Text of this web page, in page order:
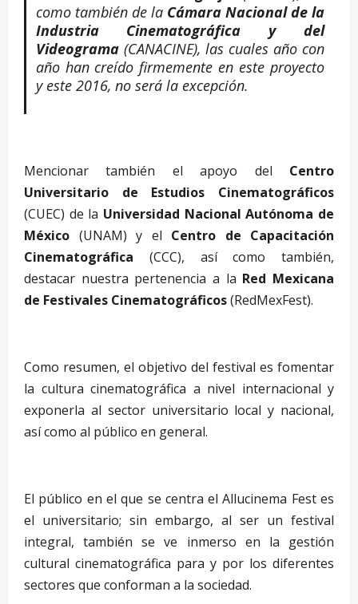
como también de la Cámara Nacional de la
Industria Cinematográfica y del
Videograma(CANACINE), las cuales año con
año han creído firmemente en este proyecto
y este 2016, no será la excepción.
Mencionar también el apoyo del Centro
Universitario de Estudios Cinematográficos
(CUEC) de la Universidad Nacional Autónoma de
México (UNAM) y el Centro de Capacitación
Cinematográfica (CCC), así como también,
destacar nuestra pertenencia a la Red Mexicana
de Festivales Cinematográficos(RedMexFest).
Como resumen, el objetivo del festival es fomentar
la cultura cinematográfica a nivel internacional y
exponerla al sector universitario local y nacional,
así como al público en general.
El público en el que se centra el Allucinema Fest es
el universitario; sin embargo, al ser un festival
integral, también se ve inmerso en la gestión
cultural cinematográfica para y por los diferentes
sectores que conforman a la sociedad.